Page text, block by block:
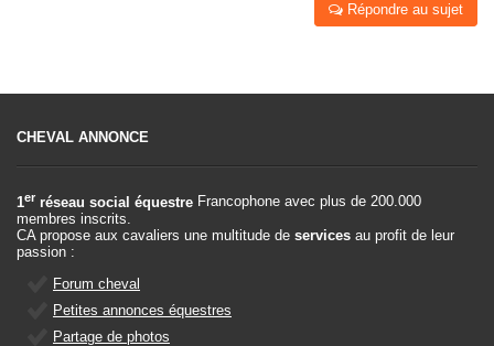
Répondre au sujet
CHEVAL ANNONCE
1er réseau social équestre Francophone avec plus de 200.000
membres inscrits.
CA propose aux cavaliers une multitude de services au profit de leur
passion :
Forum cheval
Petites annonces équestres
Partage de photos